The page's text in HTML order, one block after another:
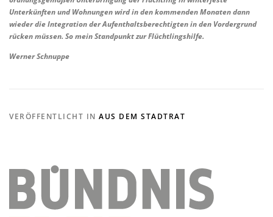
Unterkünften und Wohnungen wird in den kommenden Monaten dann
wieder die Integration der Aufenthaltsberechtigten in den Vordergrund
rücken müssen. So mein Standpunkt zur Flüchtlingshilfe.
Werner Schnuppe
VERÖFFENTLICHT IN AUS DEM STADTRAT